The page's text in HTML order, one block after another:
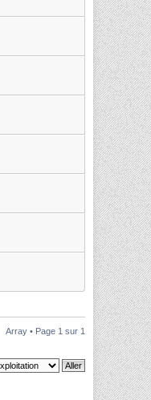
Array • Page 1 sur 1